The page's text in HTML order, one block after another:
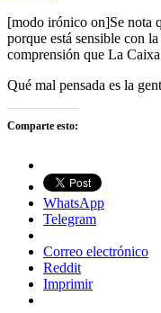
[modo irónico on]Se nota
porque está sensible con
comprensión que La
Qué mal pensada es la
Comparte esto:
WhatsApp
Telegram
Correo electrónico
Reddit
Imprimir